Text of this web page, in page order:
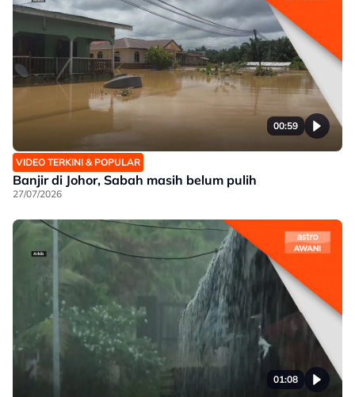
00:59
VIDEO TERKINI & POPULAR
Banjir di Johor, Sabah masih belum pulih
27/07/2026
01:08